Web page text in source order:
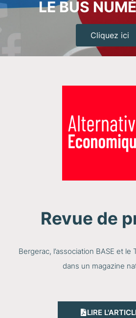
LE BUS
Cliquez ici
Revue de
Bergerac, l’association BASE et le
dans un magazine
LIRE